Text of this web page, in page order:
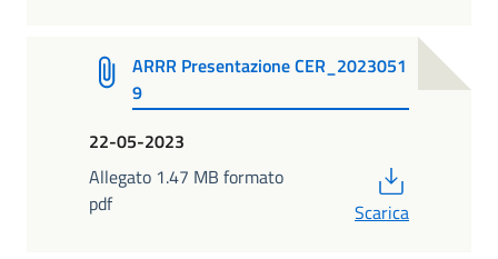
ARRR Presentazione CER_2023051
9
22-05-2023
Allegato 1.47 MB formato
pdf
Scarica